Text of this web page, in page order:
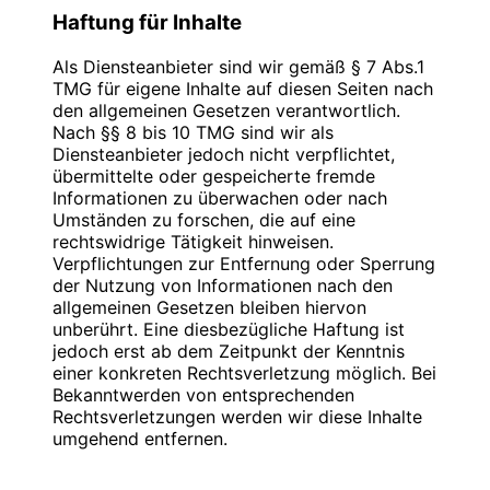
Umsatzsteuer-Identifikationsnummer gemäß
§27 a Umsatzsteuergesetz:
DE 283623660
Verantwortlich für den Inhalt nach § 55 Abs. 2
RStV:
Name: Christian Hinzmann
Strasse: Friedhofsweg 5
PLZ/Ort: 12529 Großziethen
E-Mail: info@blauweb.de
Telefon: +49 3379 591 001
Telefax: +49 3379 591 002
Mobil: +49 176 277 50 500
aufgeführten Datenschutzerklärung.
Datenerfassung auf dieser Website
Wer ist verantwortlich für die Datenerfassung
auf dieser Website?
Die Datenverarbeitung auf dieser Website
erfolgt durch den Websitebetreiber. Dessen
Kontaktdaten können Sie dem Impressum
dieser Website entnehmen.
Wie erfassen wir Ihre Daten?
Ihre Daten werden zum einen dadurch erhoben,
dass Sie uns diese mitteilen. Hierbei kann es
sich z. B. um Daten handeln, die Sie in ein
Kontaktformular eingeben.
Andere Daten werden automatisch beim
Besuch der Website durch unsere IT-Systeme
Haftung für Inhalte
Als Diensteanbieter sind wir gemäß § 7 Abs.1
TMG für eigene Inhalte auf diesen Seiten nach
den allgemeinen Gesetzen verantwortlich.
Nach §§ 8 bis 10 TMG sind wir als
Diensteanbieter jedoch nicht verpflichtet,
übermittelte oder gespeicherte fremde
Informationen zu überwachen oder nach
Umständen zu forschen, die auf eine
rechtswidrige Tätigkeit hinweisen.
Verpflichtungen zur Entfernung oder Sperrung
der Nutzung von Informationen nach den
allgemeinen Gesetzen bleiben hiervon
unberührt. Eine diesbezügliche Haftung ist
jedoch erst ab dem Zeitpunkt der Kenntnis
einer konkreten Rechtsverletzung möglich. Bei
Bekanntwerden von entsprechenden
Rechtsverletzungen werden wir diese Inhalte
umgehend entfernen.